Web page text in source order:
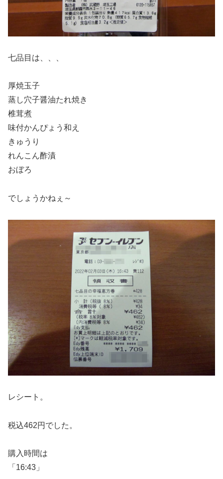
七品目は、、、
厚焼玉子
蒸し穴子醤油たれ焼き
椎茸煮
味付かんぴょう和え
きゅうり
れんこん酢漬
おぼろ
でしょうかねぇ～
レシート。
税込462円でした。
購入時間は
「16:43」